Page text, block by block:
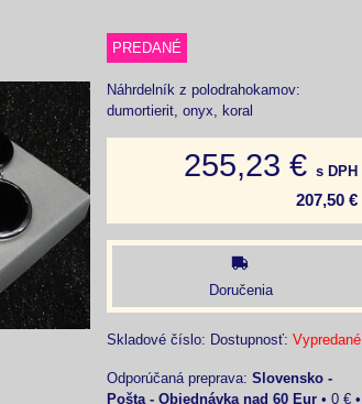
PREDANÉ
Náhrdelník z polodrahokamov:
dumortierit, onyx, koral
255,23 € s DPH
207,50 €
Doručenia
Skladové číslo: Dostupnosť: Vypredané
Slovensko -
Pošta - Objednávka nad 60 Eur • 0 € •